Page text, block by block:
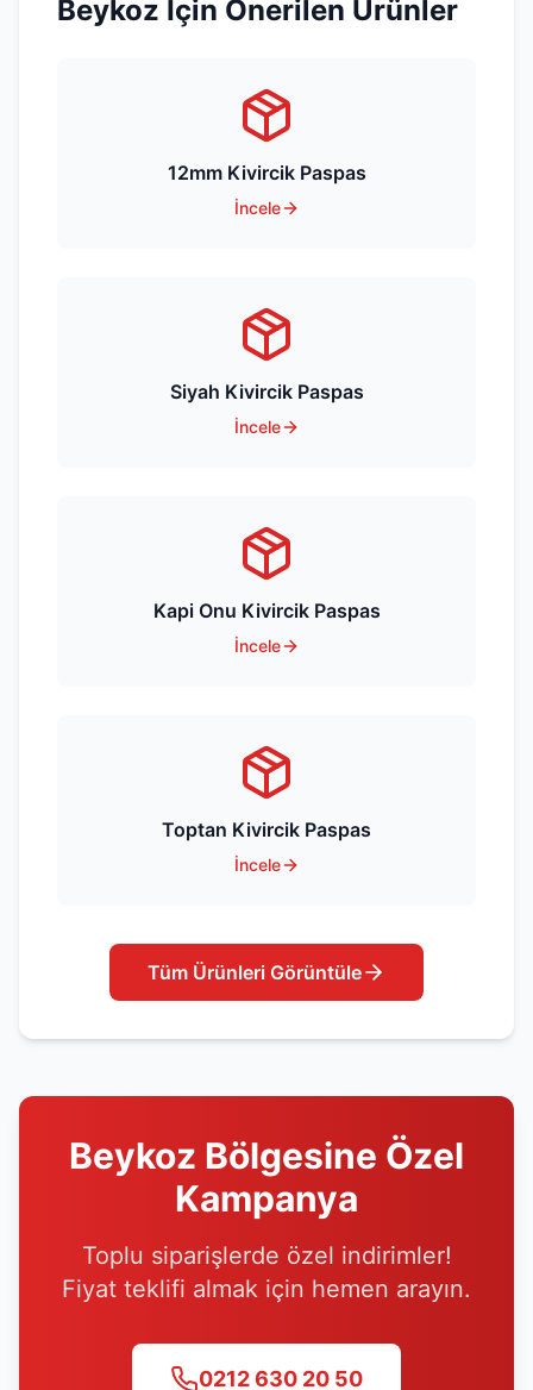
Beykoz İçin Önerilen Ürünler
12mm Kivircik Paspas
İncele
Siyah Kivircik Paspas
İncele
Kapi Onu Kivircik Paspas
İncele
Toptan Kivircik Paspas
İncele
Tüm Ürünleri Görüntüle
Beykoz Bölgesine Özel
Kampanya
Toplu siparişlerde özel indirimler!
Fiyat teklifi almak için hemen arayın.
0212 630 20 50